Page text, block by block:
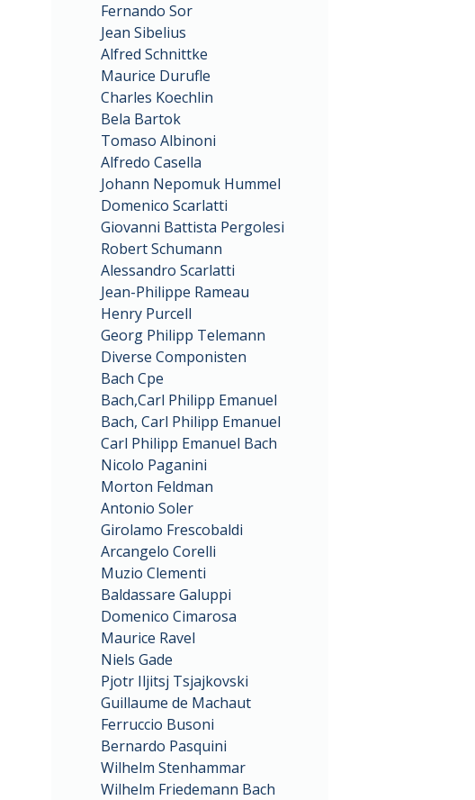
Fernando Sor
Jean Sibelius
Alfred Schnittke
Maurice Durufle
Charles Koechlin
Bela Bartok
Tomaso Albinoni
Alfredo Casella
Johann Nepomuk Hummel
Domenico Scarlatti
Giovanni Battista Pergolesi
Robert Schumann
Alessandro Scarlatti
Jean-Philippe Rameau
Henry Purcell
Georg Philipp Telemann
Diverse Componisten
Bach Cpe
Bach,Carl Philipp Emanuel
Bach, Carl Philipp Emanuel
Carl Philipp Emanuel Bach
Nicolo Paganini
Morton Feldman
Antonio Soler
Girolamo Frescobaldi
Arcangelo Corelli
Muzio Clementi
Baldassare Galuppi
Domenico Cimarosa
Maurice Ravel
Niels Gade
Pjotr Iljitsj Tsjajkovski
Guillaume de Machaut
Ferruccio Busoni
Bernardo Pasquini
Wilhelm Stenhammar
Wilhelm Friedemann Bach